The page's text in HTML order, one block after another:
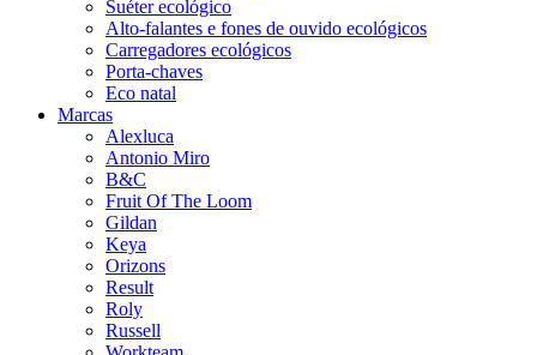
Suéter ecológico
Alto-falantes e fones de ouvido ecológicos
Carregadores ecológicos
Porta-chaves
Eco natal
Marcas
Alexluca
Antonio Miro
B&C
Fruit Of The Loom
Gildan
Keya
Orizons
Result
Roly
Russell